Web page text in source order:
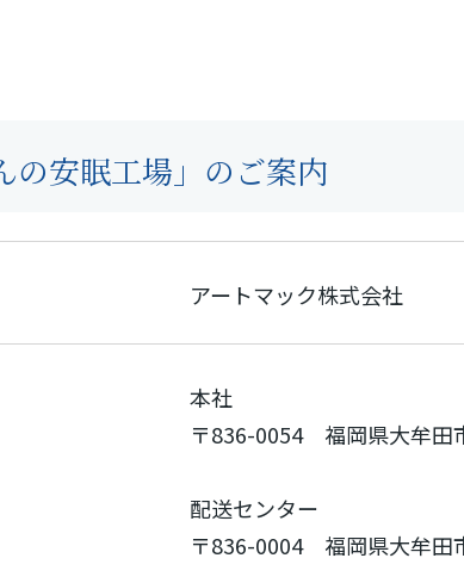
の安眠工場」のご案内
アートマック株式会社
本社
〒836-0054 福岡県大牟田
配送センター
〒836-0004 福岡県大牟田